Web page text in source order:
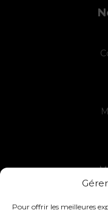
Pour offrir les meilleures